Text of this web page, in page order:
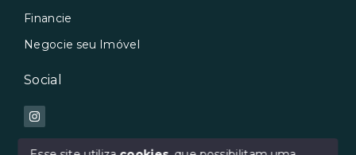
Financie
Negocie seu Imóvel
Social